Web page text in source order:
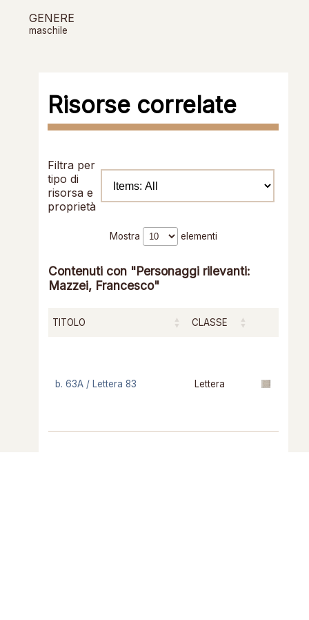
Risorse correlate
Filtra per
tipo di
risorsa e
proprietà
Mostra elementi
Contenuti con "Personaggi rilevanti:
Mazzei, Francesco"
TITOLO CLASSE
b. 63A / Lettera 83 Lettera
GENERE
maschile